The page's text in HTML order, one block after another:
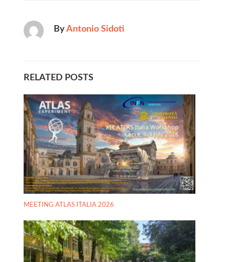
ByAntonio Sidoti
RELATED POSTS
MEETING ATLAS ITALIA 2026